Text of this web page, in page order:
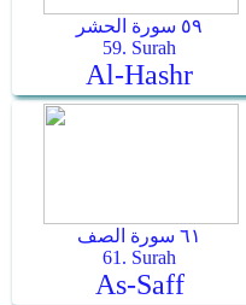
٥٩ سورة الحشر
59. Surah
Al-Hashr
٦١ سورة الصف
61. Surah
As-Saff